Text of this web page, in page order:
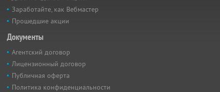
Заработайте, как Вебмастер
Прошедшие акции
Документы
Агентский договор
Лицензионный договор
Публичная оферта
Политика конфиденциальности